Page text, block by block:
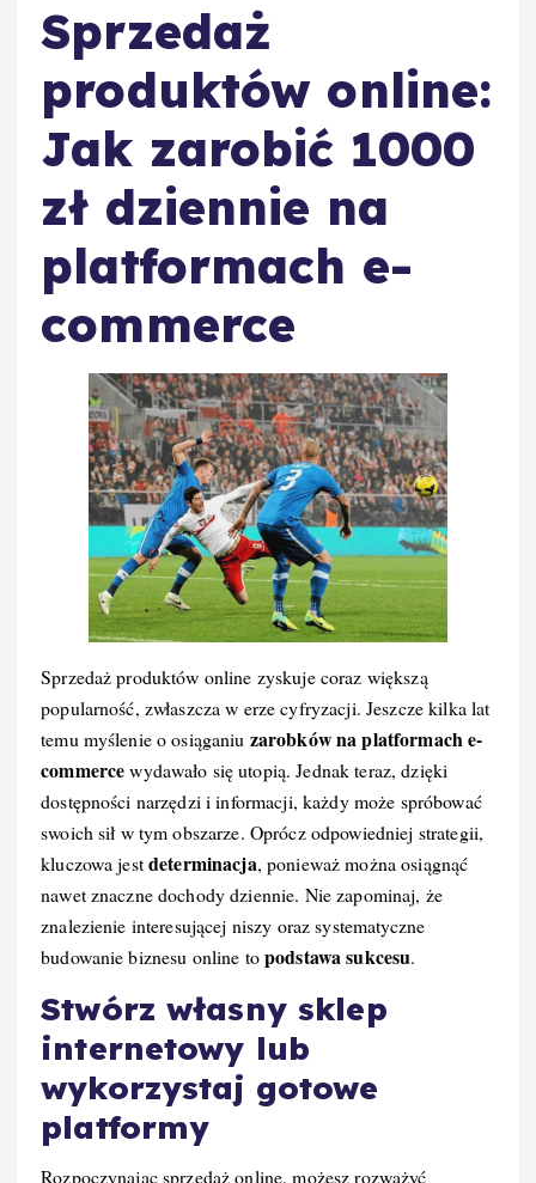
Sprzedaż
produktów online:
Jak zarobić 1000
zł dziennie na
platformach e-
commerce
Sprzedaż produktów online zyskuje coraz większą
popularność, zwłaszcza w erze cyfryzacji. Jeszcze kilka lat
temu myślenie o osiąganiu zarobków na platformach e-
commercewydawało się utopią. Jednak teraz, dzięki
dostępności narzędzi i informacji, każdy może spróbować
swoich sił w tym obszarze. Oprócz odpowiedniej strategii,
kluczowa jestdeterminacja, ponieważ można osiągnąć
nawet znaczne dochody dziennie. Nie zapominaj, że
znalezienie interesującej niszy oraz systematyczne
budowanie biznesu online topodstawa sukcesu.
Stwórz własny sklep
internetowy lub
wykorzystaj gotowe
platformy
Rozpoczynając sprzedaż online, możesz rozważyć